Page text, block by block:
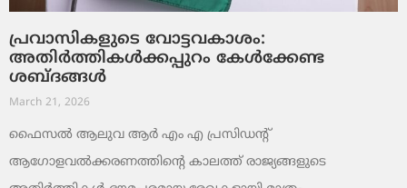
പ്രവാസികളുടെ വോട്ടവകാശം:
അതിർത്തികൾക്കപ്പുറം കേൾക്കേണ്ട
ശബ്ദങ്ങൾ
March 21, 2026
ഫൈസൽ ആലുവ ആർ എം എ പ്രസിഡന്റ്
ആഗോളവൽക്കരണത്തിന്റെ കാലത്ത് രാജ്യങ്ങളുടെ